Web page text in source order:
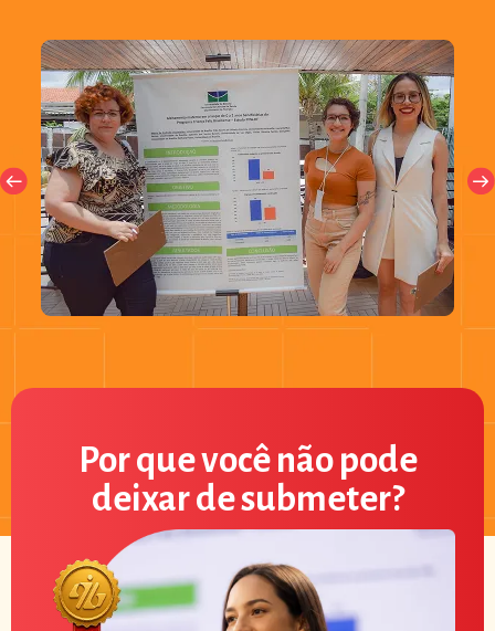
Por que você não pode
deixar de submeter?